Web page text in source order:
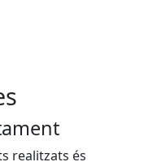
realitzats és